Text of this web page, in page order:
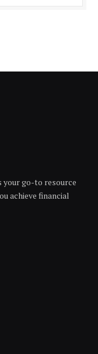
your go-to resource
achieve financial